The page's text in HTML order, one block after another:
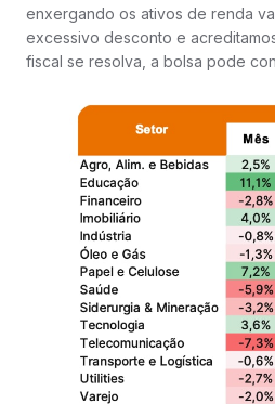
enxergando os ativos de renda
excessivo desconto e
fiscal se resolva, a bolsa pode